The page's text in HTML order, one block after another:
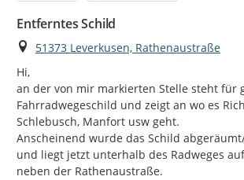
Entferntes Schild
Ort
51373 Leverkusen, Rathenaustraße
Hi,
an der von mir markierten Stelle steht für
Fahrradwegeschild und zeigt an wo es
Schlebusch, Manfort usw geht.
Anscheinend wurde das Schild
und liegt jetzt unterhalb des Radweges
neben der Rathenaustraße.